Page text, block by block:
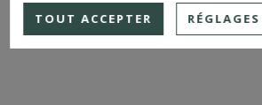
TOUT ACCEPTER RÉGLAGES